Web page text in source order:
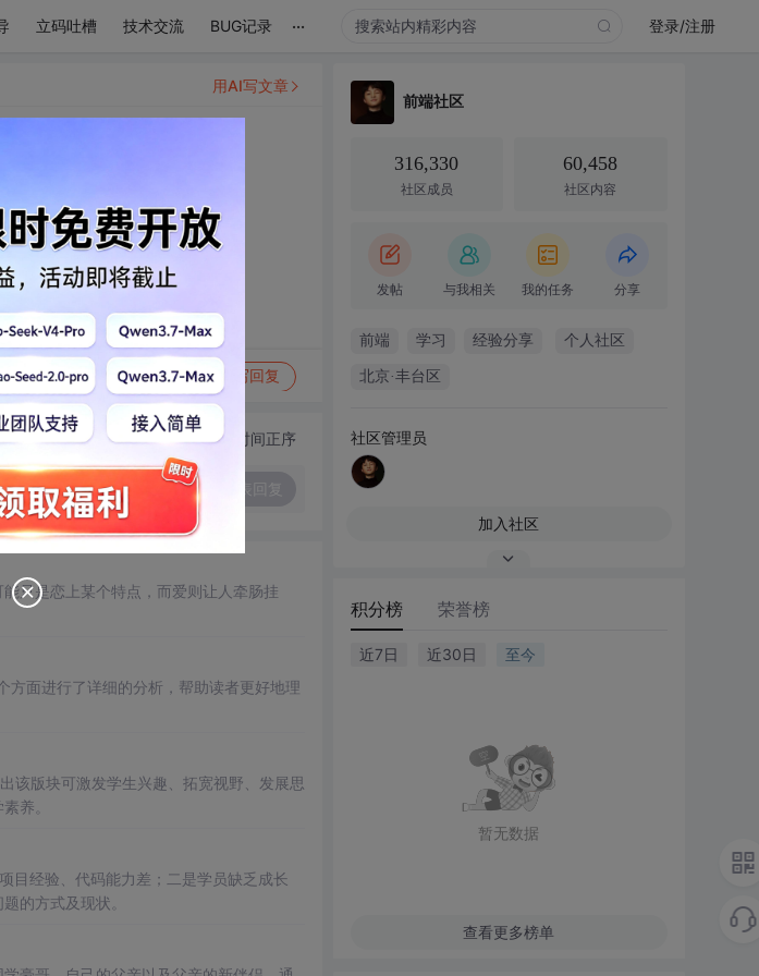
立码吐槽 技术交流 BUG记录 ... 登录/注册
写回复
用AI写文章
切换为时间正序
能只是恋上某个特点，而爱则让人牵肠挂
方面进行了详细的分析，帮助读者更好地理
该版块可激发学生兴趣、拓宽视野、发展思
养。
目经验、代码能力差；二是学员缺乏成长
的方式及现状。
前端社区
316,330
社区成员
60,458
社区内容
发帖 与我相关 我的任务 分享
前端 学习 经验分享 个人社区
北京·丰台区
社区管理员
加入社区
积分榜 荣誉榜
近7日 近30日 至今
暂无数据
查看更多榜单